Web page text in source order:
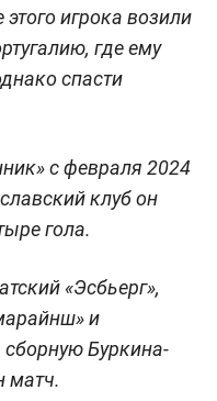
игрока возили
где ему
спасти
с февраля 2024
клуб он
гола.
«Эсбьерг»,
и
сборную Буркина-
матч.